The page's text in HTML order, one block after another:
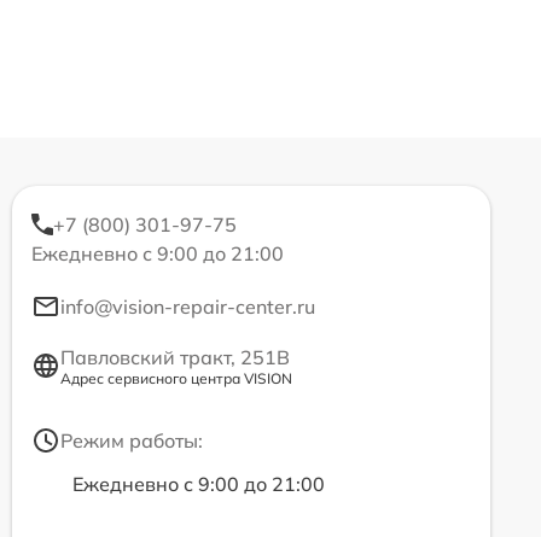
+7 (800) 301-97-75
Ежедневно с 9:00 до 21:00
info@vision-repair-center.ru
Павловский тракт, 251В
Адрес сервисного центра VISION
Режим работы:
Ежедневно с 9:00 до 21:00